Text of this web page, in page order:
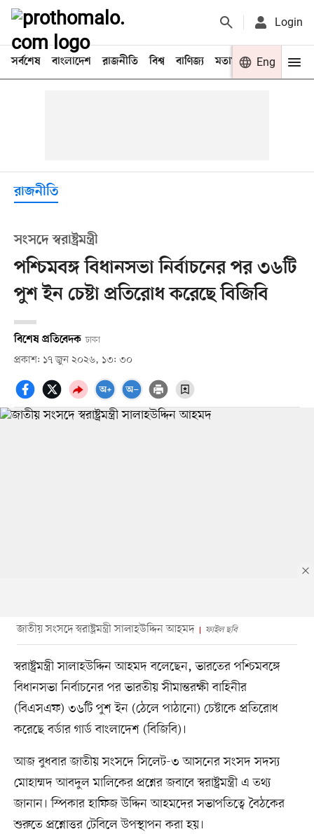
Login
সর্বশেষ বাংলাদেশ রাজনীতি বিশ্ব বাণিজ্য মতামত খেলা
Eng
রাজনীতি
সংসদে স্বরাষ্ট্রমন্ত্রী
পশ্চিমবঙ্গ বিধানসভা নির্বাচনের পর ৩৬টি
পুশ ইন চেষ্টা প্রতিরোধ করেছে বিজিবি
বিশেষ প্রতিবেদক ঢাকা
প্রকাশ: ১৭ জুন ২০২৬, ১৩: ৩০
জাতীয় সংসদে স্বরাষ্ট্রমন্ত্রী সালাহউদ্দিন আহমদ ফাইল ছবি
স্বরাষ্ট্রমন্ত্রী সালাহউদ্দিন আহমদ বলেছেন, ভারতের পশ্চিমবঙ্গে
বিধানসভা নির্বাচনের পর ভারতীয় সীমান্তরক্ষী বাহিনীর
(বিএসএফ) ৩৬টি পুশ ইন (ঠেলে পাঠানো) চেষ্টাকে প্রতিরোধ
করেছে বর্ডার গার্ড বাংলাদেশ (বিজিবি)।
আজ বুধবার জাতীয় সংসদে সিলেট-৩ আসনের সংসদ সদস্য
মোহাম্মদ আবদুল মালিকের প্রশ্নের জবাবে স্বরাষ্ট্রমন্ত্রী এ তথ্য
জানান। স্পিকার হাফিজ উদ্দিন আহমদের সভাপতিত্বে বৈঠকের
শুরুতে প্রশ্নোত্তর টেবিলে উপস্থাপন করা হয়।